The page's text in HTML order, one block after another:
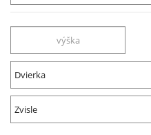
Dvierka
Zvisle